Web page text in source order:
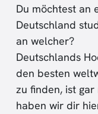
Du möchtest an
Deutschland
an welcher?
Deutschlands
den besten
zu finden, ist
haben wir dir